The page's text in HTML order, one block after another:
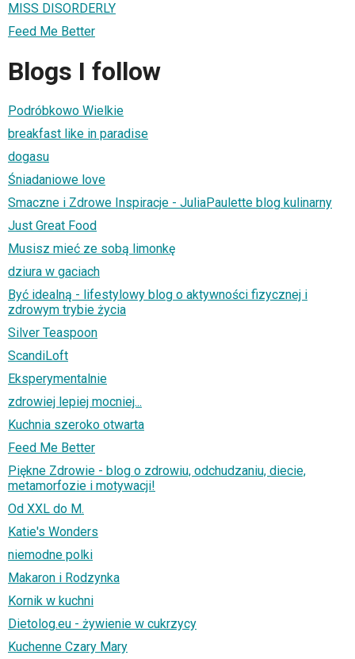
MISS DISORDERLY
Feed Me Better
Blogs I follow
Podróbkowo Wielkie
breakfast like in paradise
dogasu
Śniadaniowe love
Smaczne i Zdrowe Inspiracje - JuliaPaulette blog kulinarny
Just Great Food
Musisz mieć ze sobą limonkę
dziura w gaciach
Być idealną - lifestylowy blog o aktywności fizycznej i
zdrowym trybie życia
Silver Teaspoon
ScandiLoft
Eksperymentalnie
zdrowiej lepiej mocniej...
Kuchnia szeroko otwarta
Feed Me Better
Piękne Zdrowie - blog o zdrowiu, odchudzaniu, diecie,
metamorfozie i motywacji!
Od XXL do M.
Katie's Wonders
niemodne polki
Makaron i Rodzynka
Kornik w kuchni
Dietolog.eu - żywienie w cukrzycy
Kuchenne Czary Mary